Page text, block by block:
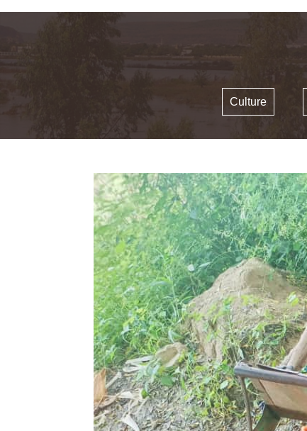
Culture